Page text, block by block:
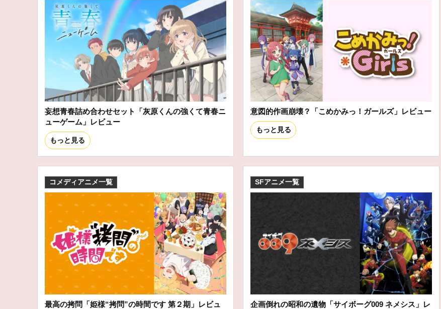
妄想青春詰め合わせセット「灰原くんの強くて青春ニ
ューゲーム」レビュー
もっと見る
意図的作画崩壊？「こめかみっ！ガールズ」レビュー
もっと見る
コメディアニメ一覧
最高の拷問「姫様“拷問”の時間です 第２期」レビュ
SFアニメ一覧
企画倒れの昭和の遺物「サイボーグ009 ネメシス」レ